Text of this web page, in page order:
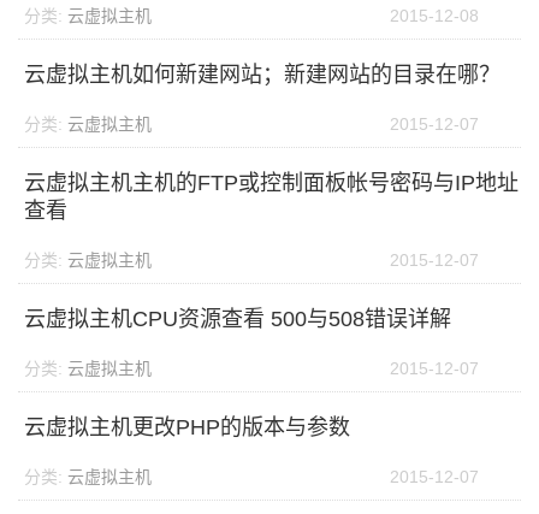
分类: 云虚拟主机 2015-12-08
云虚拟主机如何新建网站；新建网站的目录在哪？
分类: 云虚拟主机 2015-12-07
云虚拟主机主机的FTP或控制面板帐号密码与IP地址
查看
分类: 云虚拟主机 2015-12-07
云虚拟主机CPU资源查看 500与508错误详解
分类: 云虚拟主机 2015-12-07
云虚拟主机更改PHP的版本与参数
分类: 云虚拟主机 2015-12-07